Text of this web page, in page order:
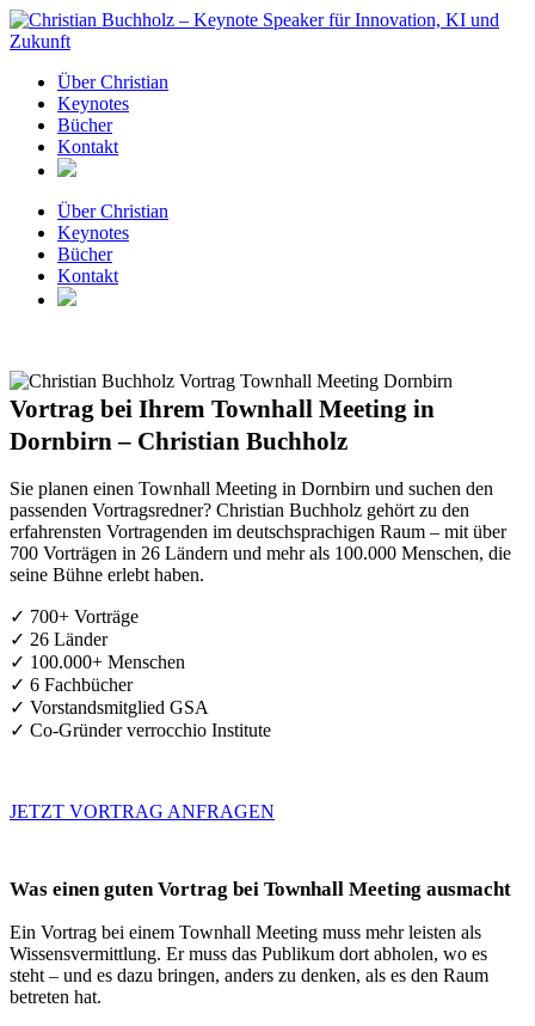
Zum
Inhalt
Über Christian
Keynotes
Bücher
Kontakt
Über Christian
Keynotes
Bücher
Kontakt
Vortrag bei Ihrem Townhall Meeting in
Dornbirn – Christian Buchholz
Sie planen einen Townhall Meeting in Dornbirn und suchen den
passenden Vortragsredner? Christian Buchholz gehört zu den
erfahrensten Vortragenden im deutschsprachigen Raum – mit über
700 Vorträgen in 26 Ländern und mehr als 100.000 Menschen, die
seine Bühne erlebt haben.
✓ 700+ Vorträge
✓ 26 Länder
✓ 100.000+ Menschen
✓ 6 Fachbücher
✓ Vorstandsmitglied GSA
✓ Co-Gründer verrocchio Institute
JETZT VORTRAG ANFRAGEN
Was einen guten Vortrag bei Townhall Meeting ausmacht
Ein Vortrag bei einem Townhall Meeting muss mehr leisten als
Wissensvermittlung. Er muss das Publikum dort abholen, wo es
steht – und es dazu bringen, anders zu denken, als es den Raum
betreten hat.